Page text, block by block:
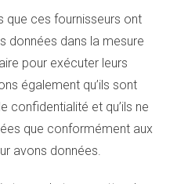
que ces fournisseurs ont
données dans la mesure
pour exécuter leurs
également qu’ils sont
confidentialité et qu’ils ne
que conformément aux
avons données.